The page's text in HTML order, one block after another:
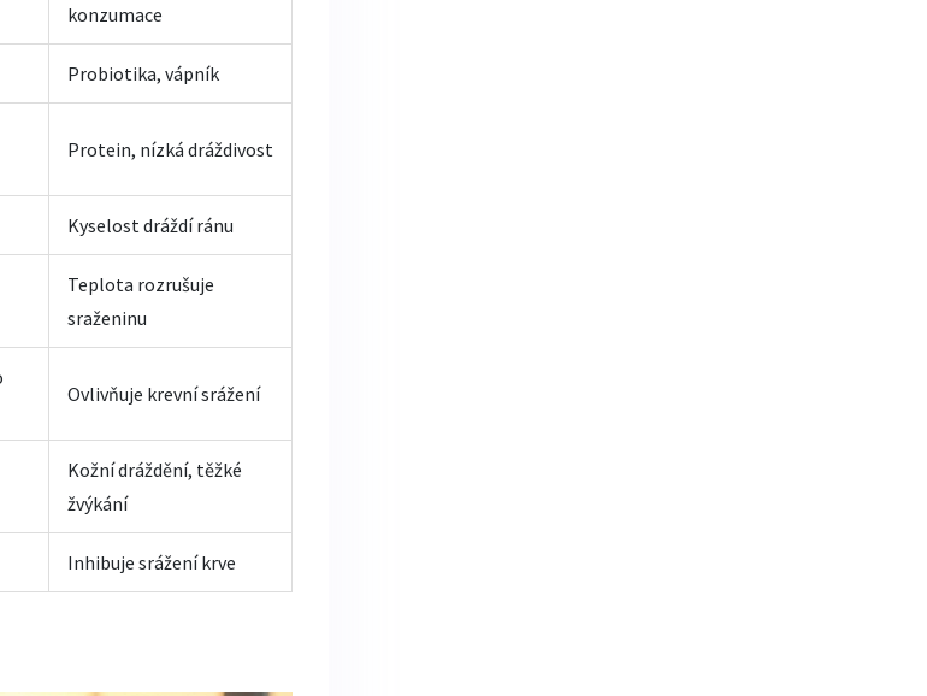
konzumace
Probiotika, vápník
Protein, nízká dráždivost
Kyselost dráždí ránu
Teplota rozrušuje
sraženinu
Ovlivňuje krevní srážení
Kožní dráždění, těžké
žvýkání
Inhibuje srážení krve